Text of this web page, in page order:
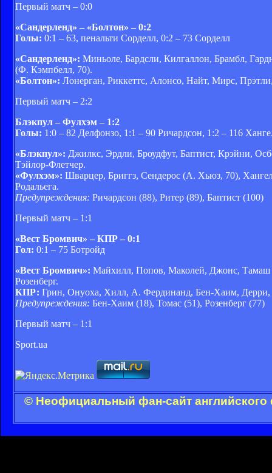
Первый матч – 0:0
«Сандерленд» – «Болтон» – 0:2
Голы: 0:1 – 63, пенальти Сорделл, 0:2 – 73 Сорделл
«Сандерленд»: Миньоле, Бардсли, Килгаллон, Брамбл,
(Ф. Кэмпбелл, 70).
«Болтон»: Лонерган, Риккеттс, Алонсо, Найт, Мирс,
Первый матч – 2:2
Блэкпул – Фулхэм – 1:2
Голы: 1:0 – 82 Делфонзо, 1:1 – 90 Ричардсон, 1:2 – 116
«Блэкпул»: Джилкс, Эрдли, Броудфут, Баптист, Крэйни,
Тэйлор-Флетчер.
«Фулхэм»: Шварцер, Бриггз, Сендерос (А. Хьюз, 70),
Родальега.
Предупреждения: Ричардсон (88), Ритер (89), Баптист (100)
Первый матч – 1:1
«Вест Бромвич» – КПР – 0:1
Гол: 0:1 – 75 Ботройд
«Вест Бромвич»: Майхилл, Попов, Маколей, Джонс, Тамаш
Розенберг.
КПР: Грин, Онуоха, Хилл, А. Фердинанд, Бен-Хаим,
Предупреждения: Бен-Хаим (18), Томас (51), Розенберг (77)
Первый матч – 1:1
Sport.ua
© Неофициальный фан-сайт английского